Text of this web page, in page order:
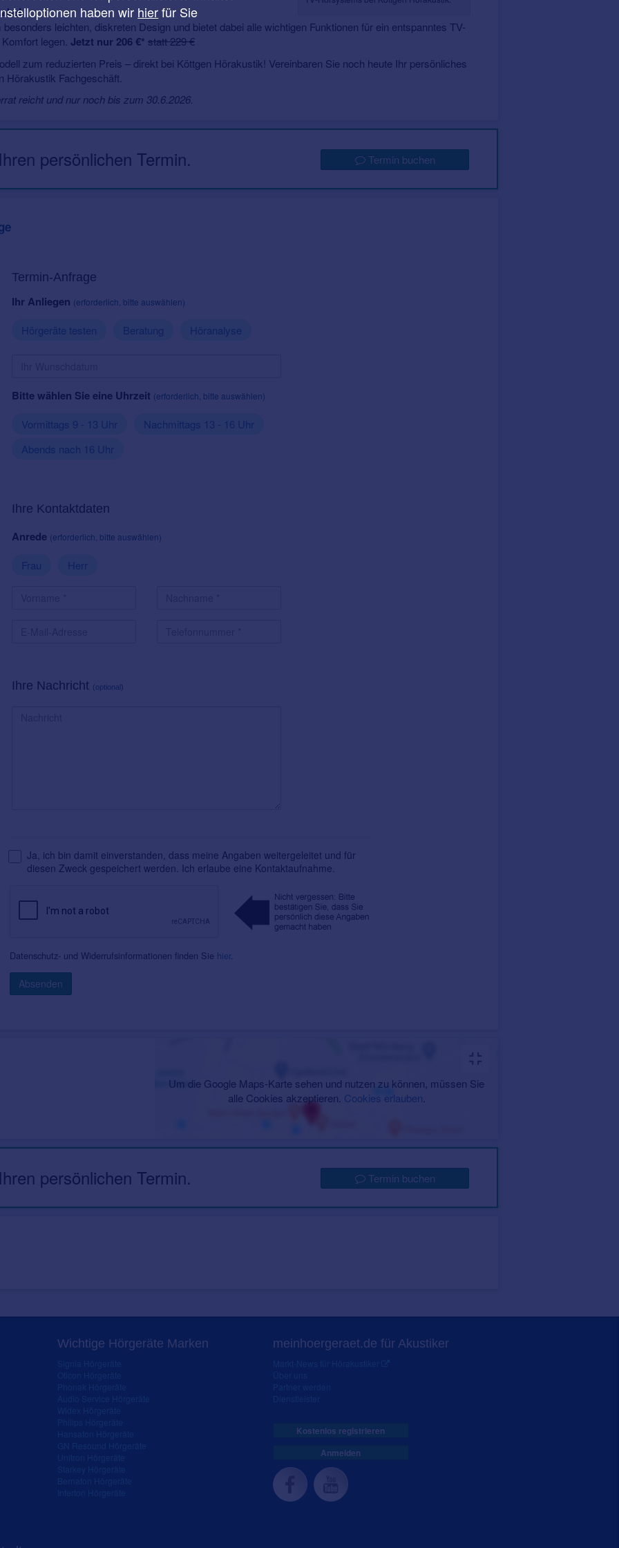
leichten, diskreten Design und bietet dabei alle wichtigen Funktionen für ein entspanntes TV-
legen. Jetzt nur 206 €* statt 229 €
zum reduzierten Preis – direkt bei Köttgen Hörakustik! Vereinbaren Sie noch heute Ihr persönliches
Hörakustik Fachgeschäft.
reicht und nur noch bis zum 30.6.2026.
persönlichen Termin. Termin buchen
Termin-Anfrage
Ihr Anliegen (erforderlich, bitte auswählen)
Hörgeräte testen Beratung Höranalyse
Bitte wählen Sie eine Uhrzeit (erforderlich, bitte auswählen)
Vormittags 9 - 13 Uhr
Nachmittags 13 - 16 Uhr
Abends nach 16 Uhr
Ihre Kontaktdaten
Anrede (erforderlich, bitte auswählen)
Frau Herr
Ihre Nachricht (optional)
Ja, ich bin damit einverstanden, dass meine Angaben weitergeleitet und für
diesen Zweck gespeichert werden. Ich erlaube eine Kontaktaufnahme.
Datenschutz- und Widerrufsinformationen finden Sie hier.
Absenden
Um die Google Maps-Karte sehen und nutzen zu können, müssen Sie
alle Cookies akzeptieren. Cookies erlauben
persönlichen Termin. Termin buchen
Wichtige Hörgeräte Marken meinhoergeraet.de für Akustiker
Kostenlos registrieren
Anmelden
haben wir hierfür Sie